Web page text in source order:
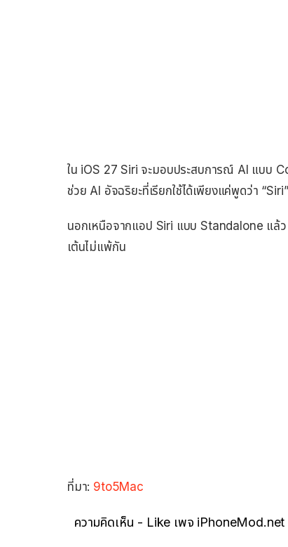
ใน iOS 27 Siri จะมอบประสบการณ์ AI แบบ
ช่วย AI อัจฉริยะที่เรียกใช้ได้เพียงแค่พูดว่า “Siri”
นอกเหนือจากแอป Siri แบบ Standalone แล้
เต้นไม่แพ้กัน
ที่มา: 9to5Mac
ความคิดเห็น - Like เพจ iPhoneMod.net